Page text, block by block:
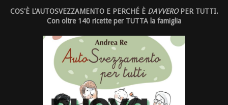
COS'È L'AUTOSVEZZAMENTO E PERCHÉ È DAVVEROPER TUTTI.
Con oltre 140 ricette per TUTTA la famiglia